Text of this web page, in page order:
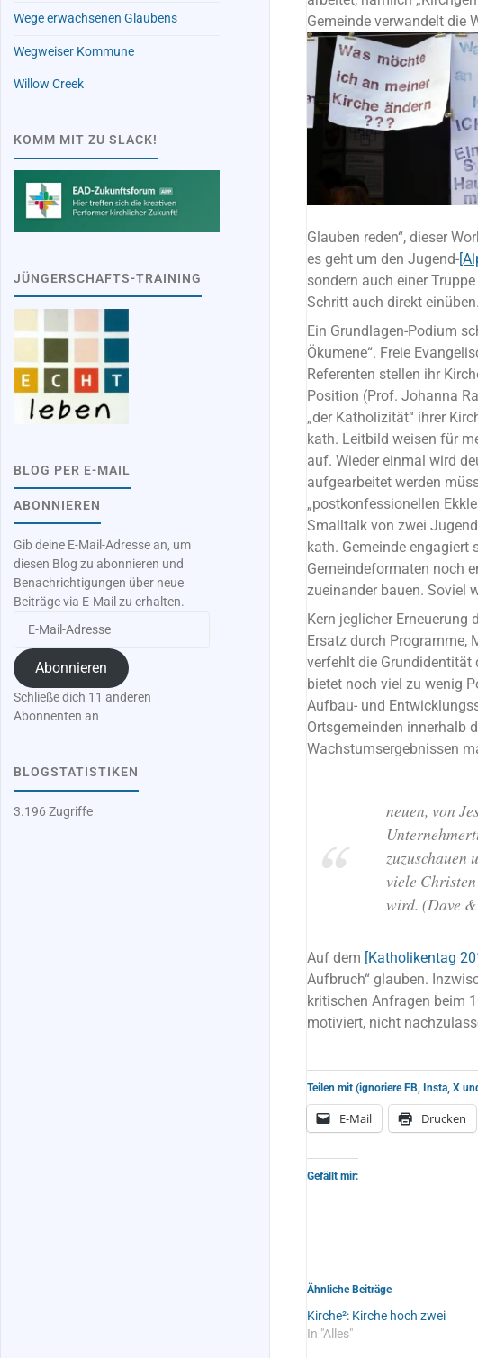
Gemeinde verwandelt die
Glauben reden“, dieser
es geht um den Jugend-
sondern auch einer
Schritt auch direkt
Ein Grundlagen-Podium
Ökumene“. Freie
Referenten stellen ihr
Position (Prof. Johanna
„der Katholizität“ ihrer
kath. Leitbild weisen für
auf. Wieder einmal wird
aufgearbeitet werden
„postkonfessionellen
Smalltalk von zwei
kath. Gemeinde
Gemeindeformaten noch
zueinander bauen. Soviel
Kern jeglicher Erneuerung
Ersatz durch Programme,
verfehlt die Grundidentität
bietet noch viel zu wenig
Aufbau- und
Ortsgemeinden innerhalb
Wachstumsergebnissen
neuen, von
zuzuschauen
viele
wird. (Dave
Auf dem [Katholikentag
Aufbruch“ glauben.
kritischen Anfragen beim
motiviert, nicht
Teilen mit (ignoriere FB, Insta, X
E-Mail Drucken
Gefällt mir:
Ähnliche Beiträge
Kirche²: Kirche hoch zwei
In "Alles"
Wege erwachsenen Glaubens
Wegweiser Kommune
Willow Creek
KOMM MIT ZU SLACK!
JÜNGERSCHAFTS-TRAINING
BLOG PER E-MAIL
ABONNIEREN
Gib deine E-Mail-Adresse an, um
diesen Blog zu abonnieren und
Benachrichtigungen über neue
Beiträge via E-Mail zu erhalten.
Mail-
Adresse
Abonnieren
Schließe dich 11 anderen
Abonnenten an
BLOGSTATISTIKEN
3.196 Zugriffe